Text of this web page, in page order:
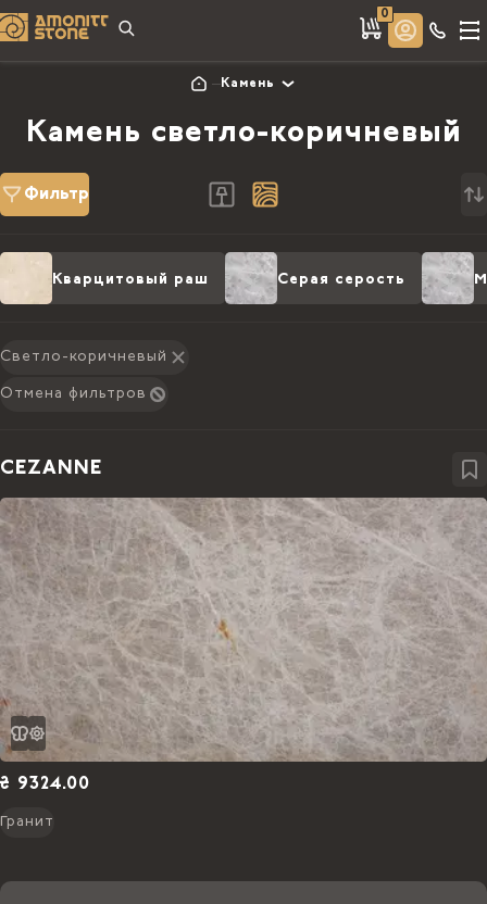
0
Камень
Камень светло-коричневый
Фильтр
Кварцитовый раш Серая серость
Светло-коричневый
Отмена фильтров
CEZANNE
₴ 9324.00
Гранит